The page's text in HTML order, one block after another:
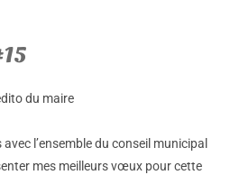
du maire
l’ensemble du conseil municipal
mes meilleurs vœux pour cette